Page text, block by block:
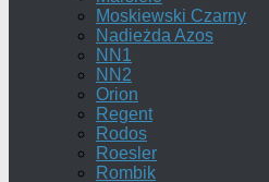
Moskiewski Czarny
Nadieżda Azos
NN1
NN2
Orion
Regent
Rodos
Roesler
Rombik